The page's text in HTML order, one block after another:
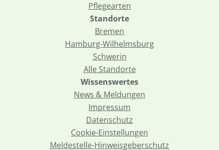
Pflegearten
Standorte
Bremen
Hamburg-Wilhelmsburg
Schwerin
Alle Standorte
Wissenswertes
News & Meldungen
Impressum
Datenschutz
Cookie-Einstellungen
Meldestelle-Hinweisgeberschutz